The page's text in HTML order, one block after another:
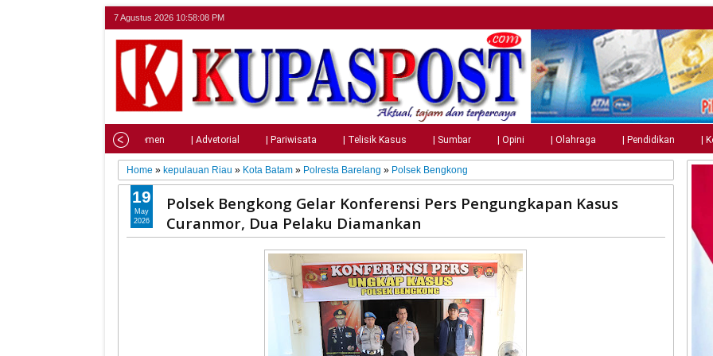
7 Agustus 2026 10:58:09 PM
| Parlemen | Advetorial | Pariwisata | Telisik Kasus | Sumbar | Opini | Olahraga | Pendidikan |
Home »kepulauan Riau » Kota Batam » Polresta Barelang » Polsek Bengkong
Polsek Bengkong Gelar Konferensi Pers Pengungkapan Kasus
Curanmor, Dua Pelaku Diamankan
19
May
2026